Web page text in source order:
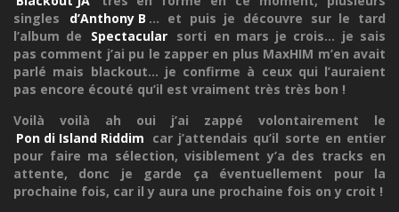
singles
d’Anthony B ... et puis je découvre sur le tard
l’album de
Spectacular sorti en mars je crois... je sais
pas comment j’ai pu le zapper en plus MaxHIM m’en avait
parlé mais blackout... je confirme à ceux qui l’auraient
pas encore écouté qu’il est vraiment très très bon !
Voilà voilà ah oui j’ai zappé volontairement le
Pon di Island Riddim car j’attendais qu’il sorte en entier
pour faire ma sélection, visiblement y’a des tracks en
attente, donc je garde ça éventuellement pour la
prochaine fois, car il y aura une prochaine fois on y croit !